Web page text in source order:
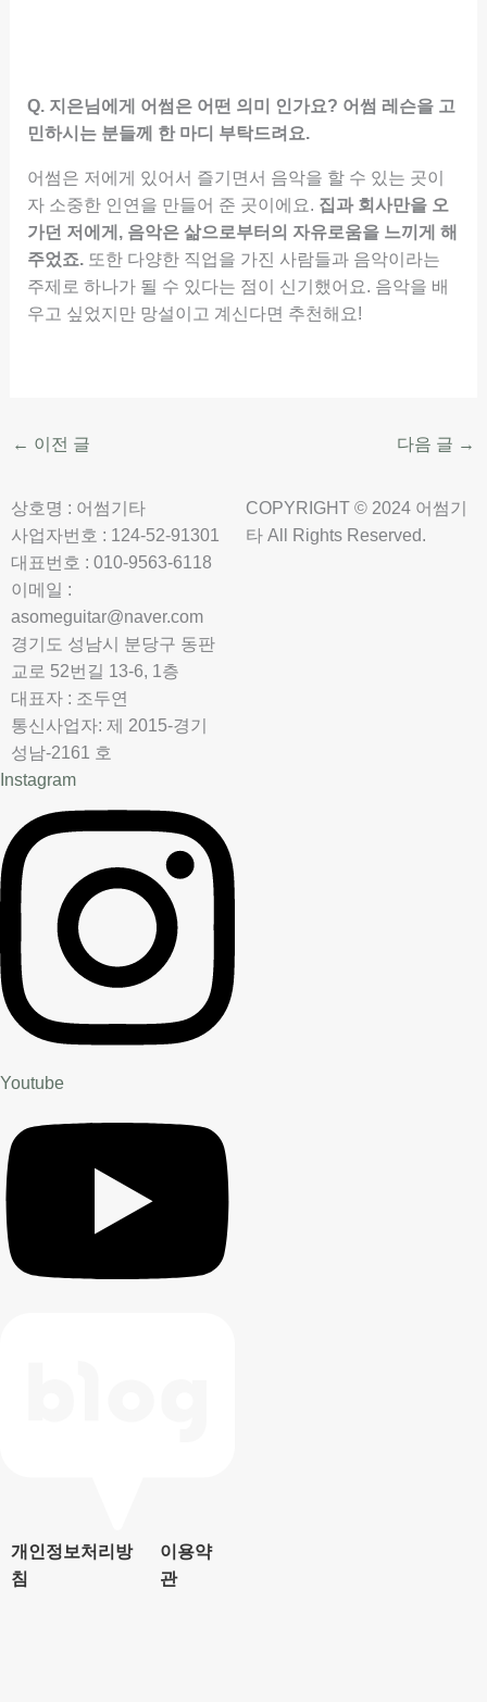
Q. 지은님에게 어썸은 어떤 의미 인가요? 어썸 레슨을 고
민하시는 분들께 한 마디 부탁드려요.
어썸은 저에게 있어서 즐기면서 음악을 할 수 있는 곳이
자 소중한 인연을 만들어 준 곳이에요. 집과 회사만을 오
가던 저에게, 음악은 삶으로부터의 자유로움을 느끼게 해
주었죠.또한 다양한 직업을 가진 사람들과 음악이라는
주제로 하나가 될 수 있다는 점이 신기했어요. 음악을 배
우고 싶었지만 망설이고 계신다면 추천해요!
← 이전 글 다음 글 →
상호명 : 어썸기타
사업자번호 : 124-52-91301
대표번호 : 010-9563-6118
이메일 :
asomeguitar@naver.com
경기도 성남시 분당구 동판
교로 52번길 13-6, 1층
대표자 : 조두연
통신사업자: 제 2015-경기
성남-2161 호
Instagram
Youtube
개인정보처리방
침
이용약
관
COPYRIGHT © 2024 어썸기
타 All Rights Reserved.